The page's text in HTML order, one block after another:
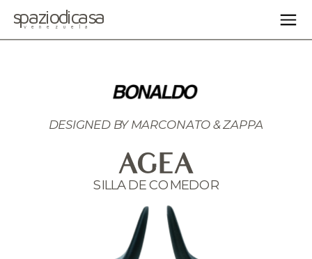
DESIGNED BY MARCONATO & ZAPPA
AGEA
SILLA DE COMEDOR
spaziodicasa
venezuela